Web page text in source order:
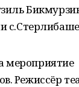
мероприятие
Режиссёр